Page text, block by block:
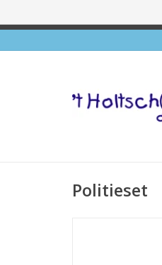
Politieset